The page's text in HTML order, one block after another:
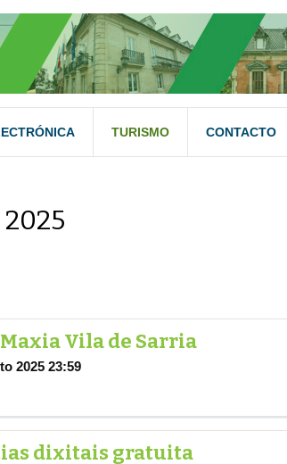
TURISMO CONTACTO
2025
Vila de Sarria
2025 23:59
dixitais gratuita